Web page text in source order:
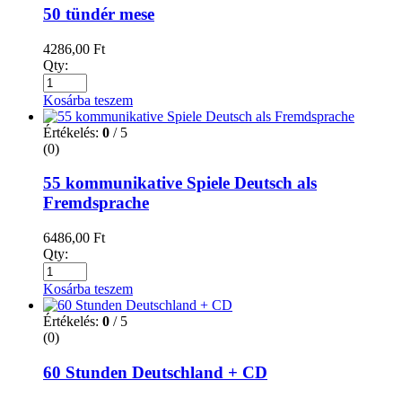
50 tündér mese
4286,00 Ft
Qty:
Kosárba teszem
Értékelés: 0 / 5
(0)
55 kommunikative Spiele Deutsch als
Fremdsprache
6486,00 Ft
Qty:
Kosárba teszem
Értékelés: 0 / 5
(0)
60 Stunden Deutschland + CD